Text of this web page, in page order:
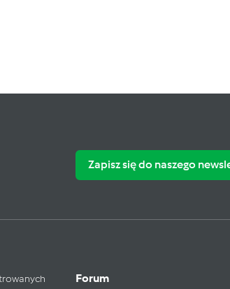
Zapisz się do naszego
Forum